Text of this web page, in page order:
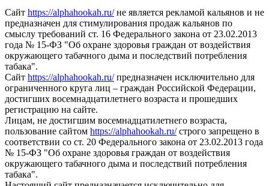
Сайт https://alphahookah.ru/не является рекламой кальянов и не
предназначен для стимулирования продаж кальянов по
смыслу требований ст. 16 Федерального закона от 23.02.2013
года № 15-ФЗ "Об охране здоровья граждан от воздействия
окружающего табачного дыма и последствий потребления
табака".
Сайт https://alphahookah.ru/предназначен исключительно для
ограниченного круга лиц – граждан Российской Федерации,
достигших восемнадцатилетнего возраста и прошедших
регистрацию на сайте.
Лицам, не достигшим восемнадцатилетнего возраста,
пользование сайтом https://alphahookah.ru/строго запрещено в
соответствии со ст. 20 Федерального закона от 23.02.2013 года
№ 15-ФЗ "Об охране здоровья граждан от воздействия
окружающего табачного дыма и последствий потребления
табака".